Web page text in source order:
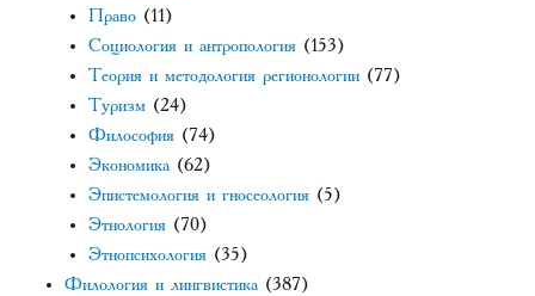
Право (11)
Социология и антропология (153)
Теория и методология регионологии (77)
Туризм (24)
Философия (74)
Экономика (62)
Эпистемология и гносеология (5)
Этнология (70)
Этнопсихология (35)
Филология и лингвистика (387)